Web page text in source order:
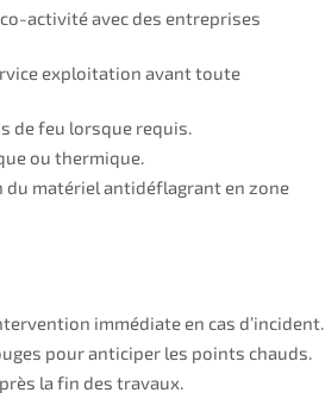
activité avec des entreprises
exploitation avant toute
de feu lorsque requis.
ou thermique.
matériel antidéflagrant en zone
immédiate en cas d’incident.
pour anticiper les points chauds.
la fin des travaux.